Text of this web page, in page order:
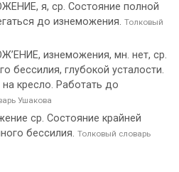
я, ср. Состояние полной
до изнеможения. Толковый
изнеможения, мн. нет, ср.
бессилия, глубокой усталости.
кресло. Работать до
Ушакова
ср. Состояние крайней
бессилия. Толковый словарь